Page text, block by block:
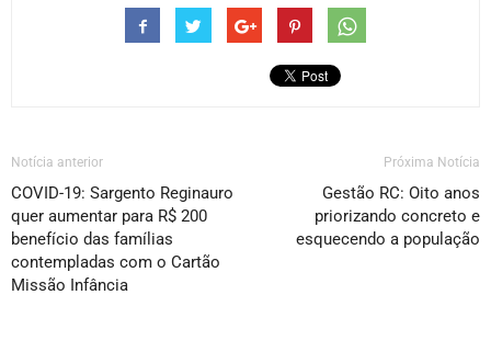
Notícia anterior
COVID-19: Sargento Reginauro
quer aumentar para R$ 200
benefício das famílias
contempladas com o Cartão
Missão Infância
Próxima Notícia
Gestão RC: Oito anos
priorizando concreto e
esquecendo a população